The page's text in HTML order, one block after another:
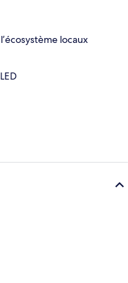
locaux